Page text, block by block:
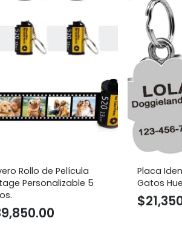
Placa Identificación Perros
Gatos Huella. Personalizada
$21,350.00
Placa
$